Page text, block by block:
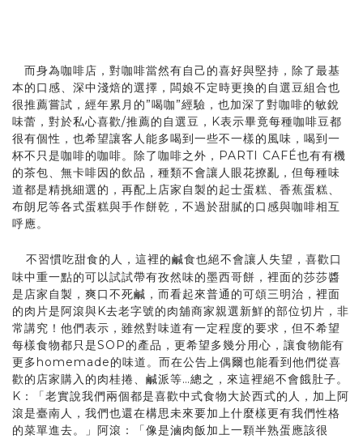
而身為咖啡店，對咖啡當然有自己的喜好與堅持，除了最基
本的口感、深中淺焙的選擇，闆娘不定時更換的自選豆組合也
很推薦嘗試，經年累月的”喝咖”經驗，也加深了對咖啡的敏銳
味蕾，對於私心喜歡/推薦的自選豆，K表示畢竟每種咖啡豆都
很有個性，也希望讓客人能多喝到一些不一樣的風味，喝到一
杯不只是咖啡的咖啡。除了咖啡之外，PARTI CAFÉ也有有機
的茶包、無卡啡因的飲品，種類不會讓人眼花撩亂，但每種味
道都是精挑細選的，再配上店家自製的起士蛋糕、香蕉蛋糕、
布朗尼等各式蛋糕與手作餅乾，不過於甜膩的口感與咖啡相互
呼應。
不習慣吃甜食的人，這裡的鹹食也絕不會讓人失望，喜歡口
味中重一點的可以試試帶有孜然味的墨西哥餅，裡面的莎莎醬
是店家自製，爽口不死鹹，而看起來普通的可頌三明治，裡面
的肉片是阿滾與K去老字號的肉舖商家親選新鮮的部位切片，非
常講究！他們表示，雖然對味道有一定程度的要求，但不希望
每樣食物都只是SOP的產品，更希望多幾分用心，讓食物能有
更多homemade的味道。而在公告上偶爾也能看到他們從喜
歡的店家購入的肉桂捲、鹹派等…總之，來這裡絕不會餓肚子。
K：「老實說我們兩個都是喜歡中式食物大於西式的人，加上阿
滾是臺南人，我們也還在構思未來要加上什麼樣更有我們性格
的菜單進去。」阿滾：「像是滷肉飯加上一顆半熟蛋應該很